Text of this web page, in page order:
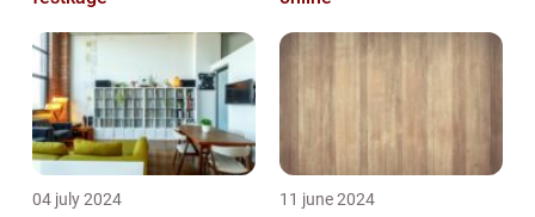
04 july 2024 11 june 2024